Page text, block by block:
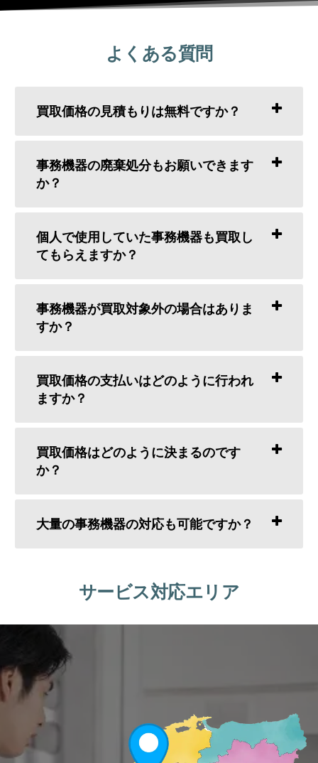
よくある質問
買取価格の見積もりは無料ですか？
事務機器の廃棄処分もお願いできます
か？
個人で使用していた事務機器も買取し
てもらえますか？
事務機器が買取対象外の場合はありま
すか？
買取価格の支払いはどのように行われ
ますか？
買取価格はどのように決まるのです
か？
大量の事務機器の対応も可能ですか？
サービス対応エリア